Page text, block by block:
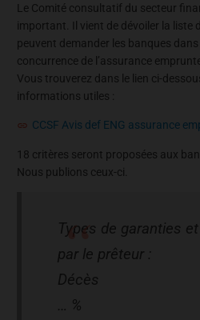
Le Comité consultatif du secteur
important. Il vient de dévoiler la liste
peuvent demander les banques dans
concurrence de l’assurance
Vous trouverez dans le lien ci-
informations utiles :
CCSF Avis def ENG assurance
18 critères seront proposées aux
Nous publions ceux-ci.
Types de garanties et quotités exigés
par le prêteur :
Décès
… %